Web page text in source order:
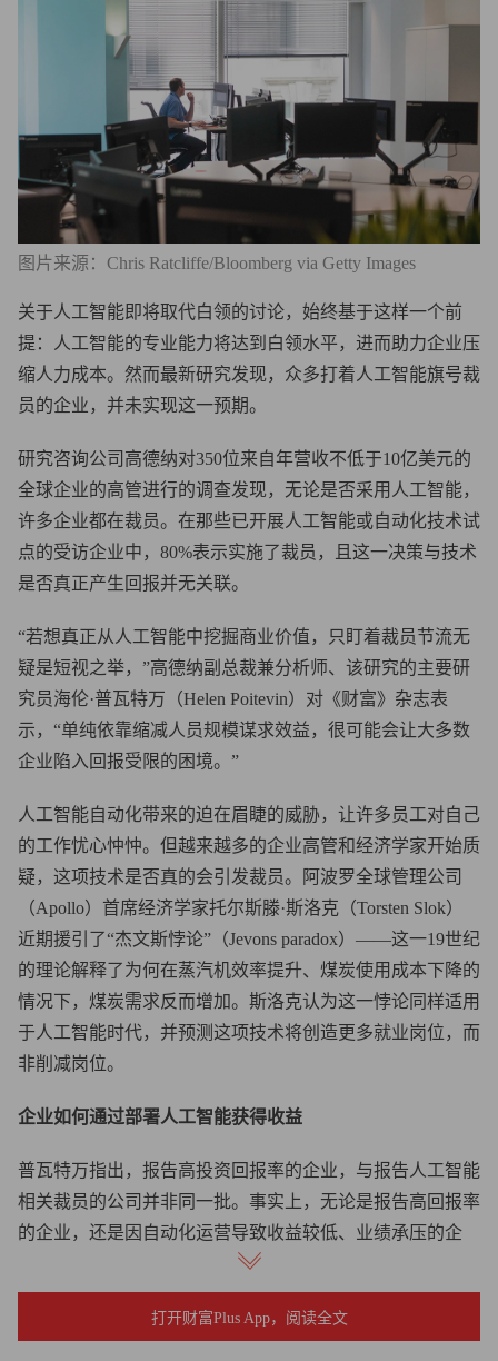
图片来源：Chris Ratcliffe/Bloomberg via Getty Images
关于人工智能即将取代白领的讨论，始终基于这样一个前
提：人工智能的专业能力将达到白领水平，进而助力企业压
缩人力成本。然而最新研究发现，众多打着人工智能旗号裁
员的企业，并未实现这一预期。
研究咨询公司高德纳对350位来自年营收不低于10亿美元的
全球企业的高管进行的调查发现，无论是否采用人工智能，
许多企业都在裁员。在那些已开展人工智能或自动化技术试
点的受访企业中，80%表示实施了裁员，且这一决策与技术
是否真正产生回报并无关联。
“若想真正从人工智能中挖掘商业价值，只盯着裁员节流无
疑是短视之举，”高德纳副总裁兼分析师、该研究的主要研
究员海伦·普瓦特万（Helen Poitevin）对《财富》杂志表
示，“单纯依靠缩减人员规模谋求效益，很可能会让大多数
企业陷入回报受限的困境。”
人工智能自动化带来的迫在眉睫的威胁，让许多员工对自己
的工作忧心忡忡。但越来越多的企业高管和经济学家开始质
疑，这项技术是否真的会引发裁员。阿波罗全球管理公司
（Apollo）首席经济学家托尔斯滕·斯洛克（Torsten Slok）
近期援引了“杰文斯悖论”（Jevons paradox）——这一19世纪
的理论解释了为何在蒸汽机效率提升、煤炭使用成本下降的
情况下，煤炭需求反而增加。斯洛克认为这一悖论同样适用
于人工智能时代，并预测这项技术将创造更多就业岗位，而
非削减岗位。
企业如何通过部署人工智能获得收益
普瓦特万指出，报告高投资回报率的企业，与报告人工智能
相关裁员的公司并非同一批。事实上，无论是报告高回报率
的企业，还是因自动化运营导致收益较低、业绩承压的企
“裁员并不会创造价值，”她在谈及裁员时表示，“也绝非提
打开财富Plus App，阅读全文